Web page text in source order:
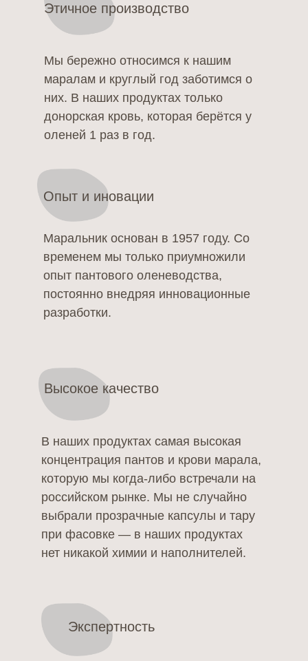
Высокое качество
В наших продуктах самая высокая
концентрация пантов и крови марала,
которую мы когда-либо встречали на
российском рынке. Мы не случайно
выбрали прозрачные капсулы и тару
при фасовке — в наших продуктах
нет никакой химии и наполнителей.
Экспертность
Мы бережно относимся к нашим
маралам и круглый год заботимся о
них. В наших продуктах только
донорская кровь, которая берётся у
оленей 1 раз в год.
Этичное производство
Маральник основан в 1957 году. Со
временем мы только приумножили
опыт пантового оленеводства,
постоянно внедряя инновационные
разработки.
Опыт и иновации